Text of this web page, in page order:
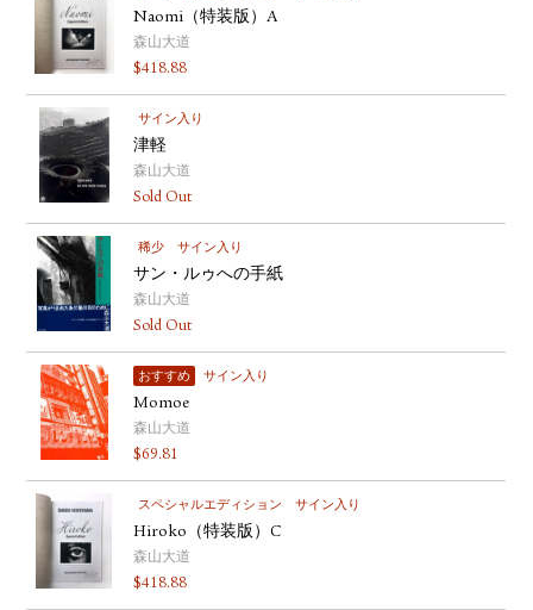
Naomi（特装版）A
森山大道
$418.88
サイン入り
津軽
森山大道
Sold Out
稀少 サイン入り
サン・ルゥへの手紙
森山大道
Sold Out
おすすめ サイン入り
Momoe
森山大道
$69.81
スペシャルエディション サイン入り
Hiroko（特装版）C
森山大道
$418.88